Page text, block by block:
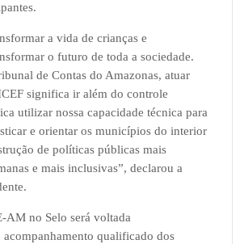
a vida de crianças e
o futuro de toda a sociedade.
de Contas do Amazonas, atuar
significa ir além do controle
utilizar nossa capacidade técnica para
e orientar os municípios do interior
de políticas públicas mais
e mais inclusivas”, declarou a
AM no Selo será voltada
qualificado dos